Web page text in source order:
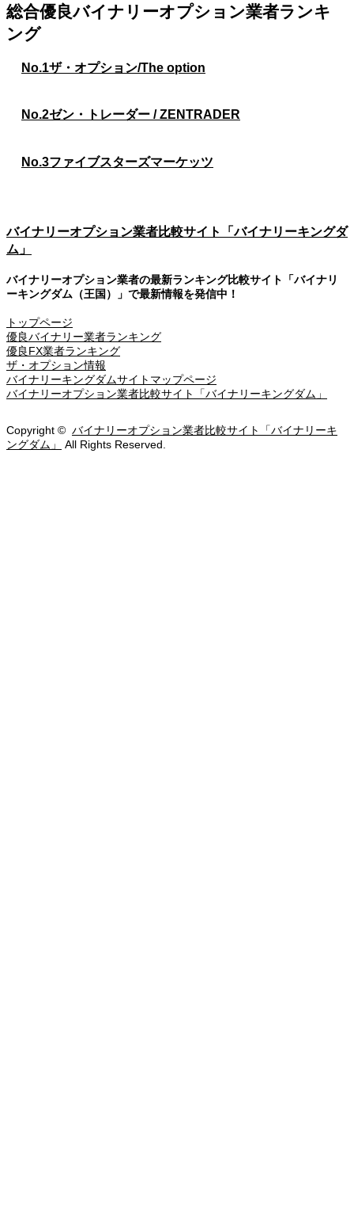
総合優良バイナリーオプション業者ランキ
ング
No.1ザ・オプション/The option
No.2ゼン・トレーダー / ZENTRADER
No.3ファイブスターズマーケッツ
バイナリーオプション業者比較サイト「バイナリーキングダ
ム」
バイナリーオプション業者の最新ランキング比較サイト「バイナリ
ーキングダム（王国）」で最新情報を発信中！
トップページ
優良バイナリー業者ランキング
優良FX業者ランキング
ザ・オプション情報
バイナリーキングダムサイトマップページ
バイナリーオプション業者比較サイト「バイナリーキングダム」
Copyright © バイナリーオプション業者比較サイト「バイナリーキ
ングダム」
All Rights Reserved.